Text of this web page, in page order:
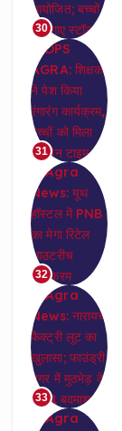
30
31
32
33